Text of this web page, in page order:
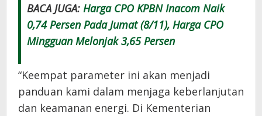
BACA JUGA: Harga CPO KPBN Inacom Naik
0,74 Persen Pada Jumat (8/11), Harga CPO
Mingguan Melonjak 3,65 Persen
“Keempat parameter ini akan menjadi
panduan kami dalam menjaga keberlanjutan
dan keamanan energi. Di Kementerian